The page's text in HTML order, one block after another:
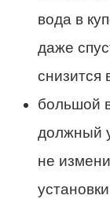
вода в
даже
снизится
большой
должный
не